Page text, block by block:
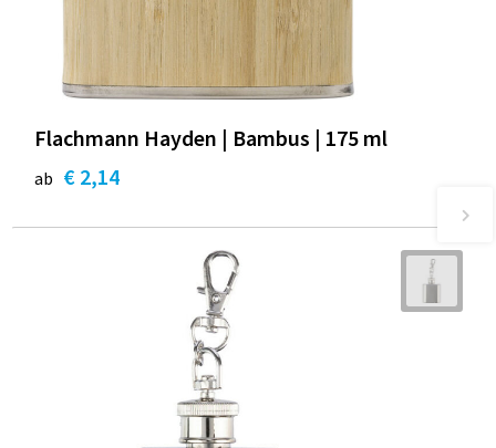
Flachmann Hayden | Bambus | 175 ml
ab € 2,14